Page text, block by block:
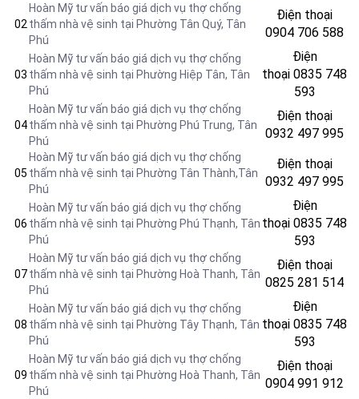
02
Hoàn Mỹ tư vấn báo giá dịch vụ thợ chống
thấm nhà vệ sinh tại Phường Tân Quý, Tân
Phú
Điện thoại
0904 706 588
03
Hoàn Mỹ tư vấn báo giá dịch vụ thợ chống
thấm nhà vệ sinh tại Phường Hiệp Tân, Tân
Phú
Điện
thoại 0835 748
593
04
Hoàn Mỹ tư vấn báo giá dịch vụ thợ chống
thấm nhà vệ sinh tại Phường Phú Trung, Tân
Phú
Điện thoại
0932 497 995
05
Hoàn Mỹ tư vấn báo giá dịch vụ thợ chống
thấm nhà vệ sinh tại Phường Tân Thành,Tân
Phú
Điện thoại
0932 497 995
06
Hoàn Mỹ tư vấn báo giá dịch vụ thợ chống
thấm nhà vệ sinh tại Phường Phú Thạnh, Tân
Phú
Điện
thoại 0835 748
593
07
Hoàn Mỹ tư vấn báo giá dịch vụ thợ chống
thấm nhà vệ sinh tại Phường Hoà Thanh, Tân
Phú
Điện thoại
0825 281 514
08
Hoàn Mỹ tư vấn báo giá dịch vụ thợ chống
thấm nhà vệ sinh tại Phường Tây Thạnh, Tân
Phú
Điện
thoại 0835 748
593
09
Hoàn Mỹ tư vấn báo giá dịch vụ thợ chống
thấm nhà vệ sinh tại Phường Hoà Thanh, Tân
Phú
Điện thoại
0904 991 912